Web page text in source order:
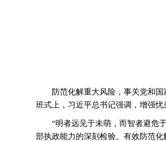
防范化解重大风险，事关党和
班式上，习近平总书记强调，增强
“明者远见于未萌，而智者避危
部执政能力的深刻检验。有效防范化